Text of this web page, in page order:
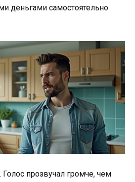
деньгами самостоятельно.
Голос прозвучал громче, чем